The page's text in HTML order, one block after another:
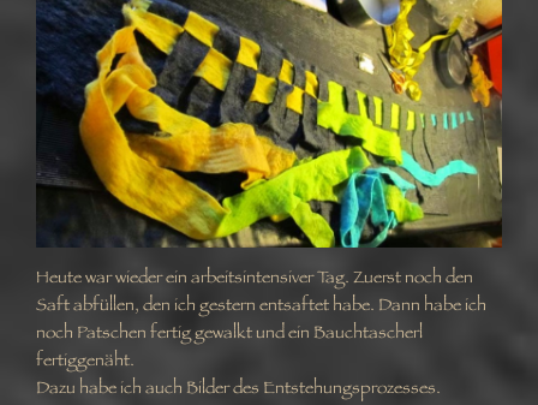
Heute war wieder ein arbeitsintensiver Tag. Zuerst noch den
Saft abfüllen, den ich gestern entsaftet habe. Dann habe ich
noch Patschen fertig gewalkt und ein Bauchtascherl
fertiggenäht.
Dazu habe ich auch Bilder des Entstehungsprozesses.